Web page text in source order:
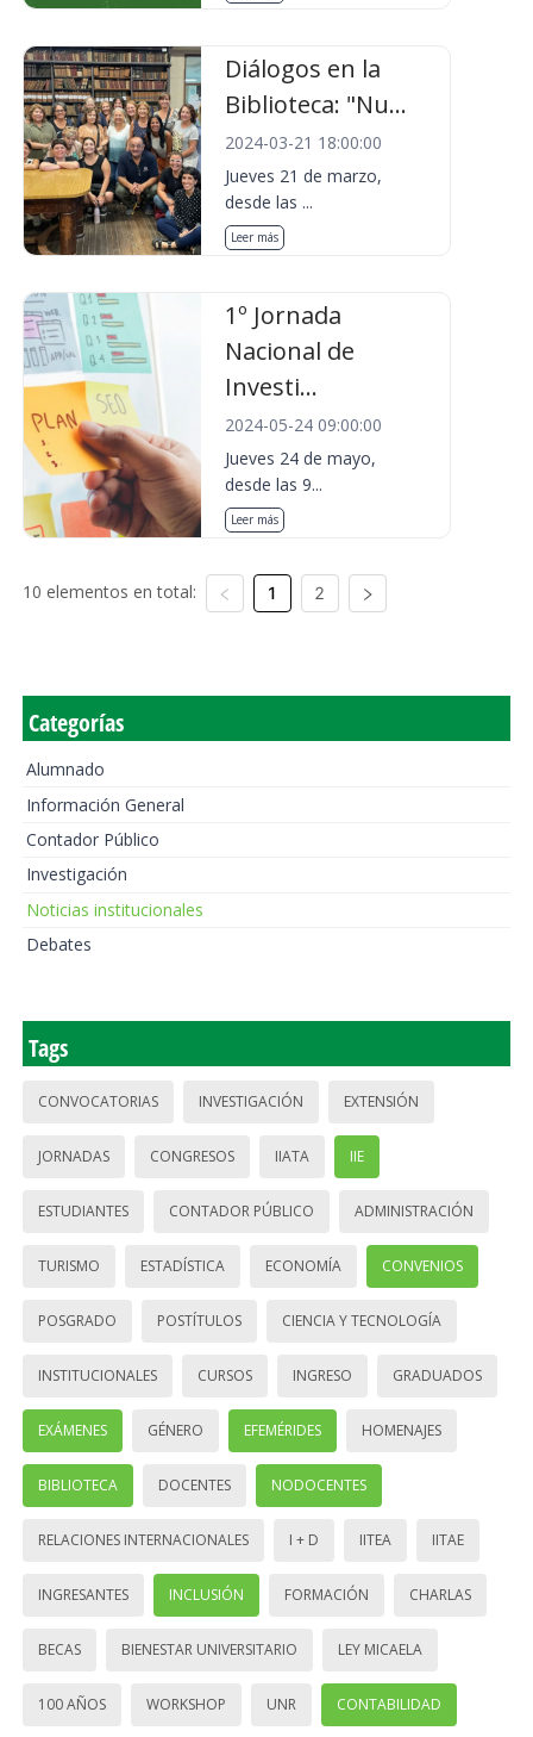
Diálogos en la
Biblioteca: "Nu...
2024-03-21 18:00:00
Jueves 21 de marzo,
desde las ...
Leer más
1º Jornada
Nacional de
Investi...
2024-05-24 09:00:00
Jueves 24 de mayo,
desde las 9...
Leer más
10 elementos en total: 1 2
Categorías
Alumnado
Información General
Contador Público
Investigación
Noticias institucionales
Debates
Tags
CONVOCATORIAS INVESTIGACIÓN EXTENSIÓN
JORNADAS CONGRESOS IIATA IIE
ESTUDIANTES CONTADOR PÚBLICO ADMINISTRACIÓN
TURISMO ESTADÍSTICA ECONOMÍA CONVENIOS
POSGRADO POSTÍTULOS CIENCIA Y TECNOLOGÍA
INSTITUCIONALES CURSOS INGRESO GRADUADOS
EXÁMENES GÉNERO EFEMÉRIDES HOMENAJES
BIBLIOTECA DOCENTES NODOCENTES
RELACIONES INTERNACIONALES I + D IITEA IITAE
INGRESANTES INCLUSIÓN FORMACIÓN CHARLAS
BECAS BIENESTAR UNIVERSITARIO LEY MICAELA
100 AÑOS WORKSHOP UNR CONTABILIDAD